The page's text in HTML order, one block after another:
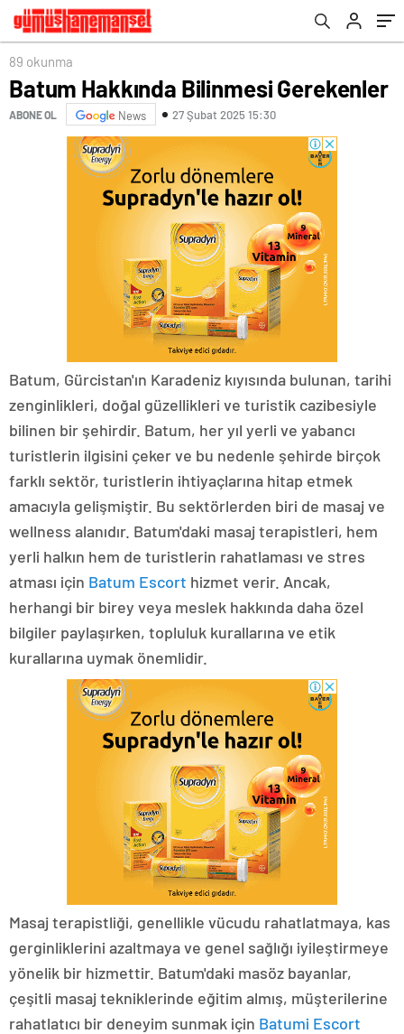
89 okunma
Batum Hakkında Bilinmesi Gerekenler
ABONE OL News 27 Şubat 2025 15:30
Batum, Gürcistan'ın Karadeniz kıyısında bulunan, tarihi
zenginlikleri, doğal güzellikleri ve turistik cazibesiyle
bilinen bir şehirdir. Batum, her yıl yerli ve yabancı
turistlerin ilgisini çeker ve bu nedenle şehirde birçok
farklı sektör, turistlerin ihtiyaçlarına hitap etmek
amacıyla gelişmiştir. Bu sektörlerden biri de masaj ve
wellness alanıdır. Batum'daki masaj terapistleri, hem
yerli halkın hem de turistlerin rahatlaması ve stres
atması için Batum Escort hizmet verir. Ancak,
herhangi bir birey veya meslek hakkında daha özel
bilgiler paylaşırken, topluluk kurallarına ve etik
kurallarına uymak önemlidir.
Masaj terapistliği, genellikle vücudu rahatlatmaya, kas
gerginliklerini azaltmaya ve genel sağlığı iyileştirmeye
yönelik bir hizmettir. Batum'daki masöz bayanlar,
çeşitli masaj tekniklerinde eğitim almış, müşterilerine
rahatlatıcı bir deneyim sunmak için Batumi Escort